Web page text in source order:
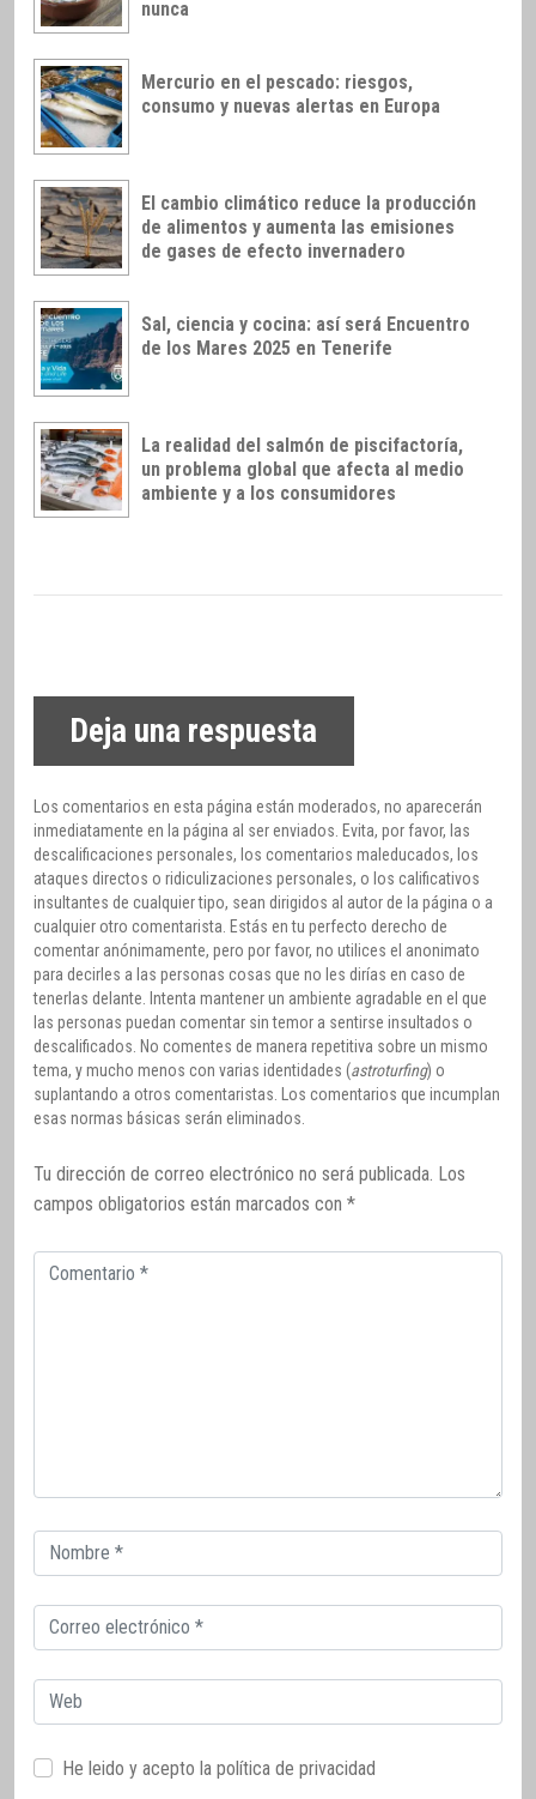
nunca
Mercurio en el pescado: riesgos,
consumo y nuevas alertas en Europa
El cambio climático reduce la producción
de alimentos y aumenta las emisiones
de gases de efecto invernadero
Sal, ciencia y cocina: así será Encuentro
de los Mares 2025 en Tenerife
La realidad del salmón de piscifactoría,
un problema global que afecta al medio
ambiente y a los consumidores
Deja una respuesta
Los comentarios en esta página están moderados, no aparecerán
inmediatamente en la página al ser enviados. Evita, por favor, las
descalificaciones personales, los comentarios maleducados, los
ataques directos o ridiculizaciones personales, o los calificativos
insultantes de cualquier tipo, sean dirigidos al autor de la página o a
cualquier otro comentarista. Estás en tu perfecto derecho de
comentar anónimamente, pero por favor, no utilices el anonimato
para decirles a las personas cosas que no les dirías en caso de
tenerlas delante. Intenta mantener un ambiente agradable en el que
las personas puedan comentar sin temor a sentirse insultados o
descalificados. No comentes de manera repetitiva sobre un mismo
tema, y mucho menos con varias identidades (astroturfing) o
suplantando a otros comentaristas. Los comentarios que incumplan
esas normas básicas serán eliminados.
Tu dirección de correo electrónico no será publicada. Los
campos obligatorios están marcados con *
Comentario
Correo
electrónico
Correo
electrónico
Web
He leido y acepto la política de privacidad